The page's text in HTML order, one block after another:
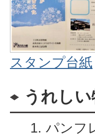
スタンプ台紙
うれし
パンフ